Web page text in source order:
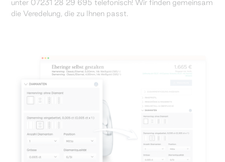
unter 07231 28 29 695 telefonisch! Wir finden gemeinsam
die Veredelung, die zu Ihnen passt.